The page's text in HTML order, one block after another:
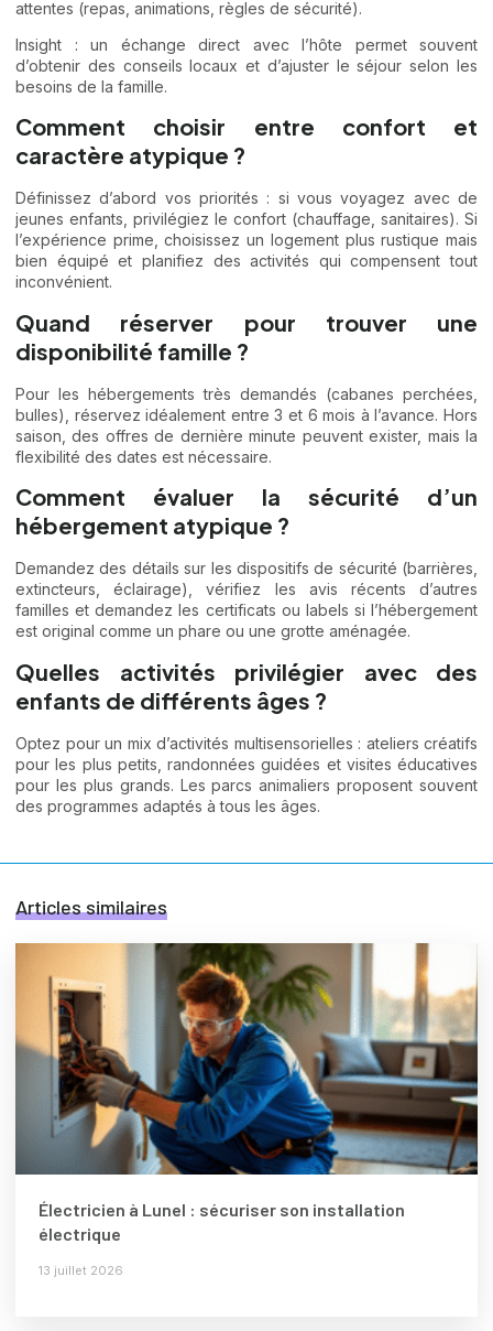
attentes (repas, animations, règles de sécurité).
Insight : un échange direct avec l’hôte permet souvent
d’obtenir des conseils locaux et d’ajuster le séjour selon les
besoins de la famille.
Comment choisir entre confort et
caractère atypique ?
Définissez d’abord vos priorités : si vous voyagez avec de
jeunes enfants, privilégiez le confort (chauffage, sanitaires). Si
l’expérience prime, choisissez un logement plus rustique mais
bien équipé et planifiez des activités qui compensent tout
inconvénient.
Quand réserver pour trouver une
disponibilité famille ?
Pour les hébergements très demandés (cabanes perchées,
bulles), réservez idéalement entre 3 et 6 mois à l’avance. Hors
saison, des offres de dernière minute peuvent exister, mais la
flexibilité des dates est nécessaire.
Comment évaluer la sécurité d’un
hébergement atypique ?
Demandez des détails sur les dispositifs de sécurité (barrières,
extincteurs, éclairage), vérifiez les avis récents d’autres
familles et demandez les certificats ou labels si l’hébergement
est original comme un phare ou une grotte aménagée.
Quelles activités privilégier avec des
enfants de différents âges ?
Optez pour un mix d’activités multisensorielles : ateliers créatifs
pour les plus petits, randonnées guidées et visites éducatives
pour les plus grands. Les parcs animaliers proposent souvent
des programmes adaptés à tous les âges.
Articles similaires
Électricien à Lunel : sécuriser son installation
électrique
13 juillet 2026